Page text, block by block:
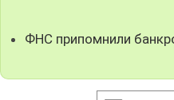
ФНС припомнили